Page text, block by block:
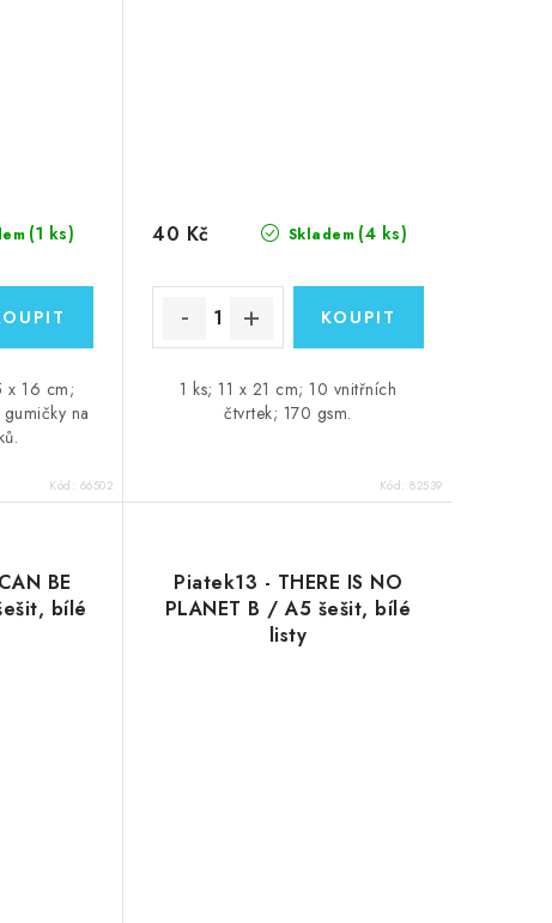
(1 ks)
x 16 cm;
na
Kód: 66502
Skladem (4 ks)
40 Kč
1 ks; 11 x 21 cm; 10 vnitřních
čtvrtek; 170 gsm.
Kód:82539
BE
bílé
Piatek13 - THERE IS NO
PLANET B / A5 šešit, bílé
listy